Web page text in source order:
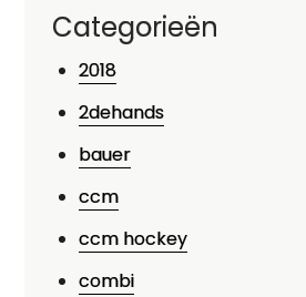
Categorieën
2018
2dehands
bauer
ccm
ccm hockey
combi